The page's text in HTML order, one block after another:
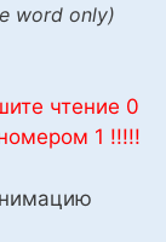
word only)
чтение 0
1 !!!!!